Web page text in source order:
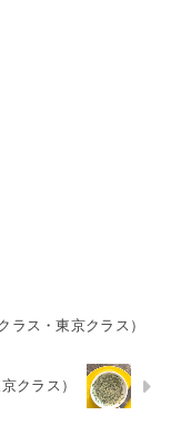
ラス・東京クラス）
クラス）